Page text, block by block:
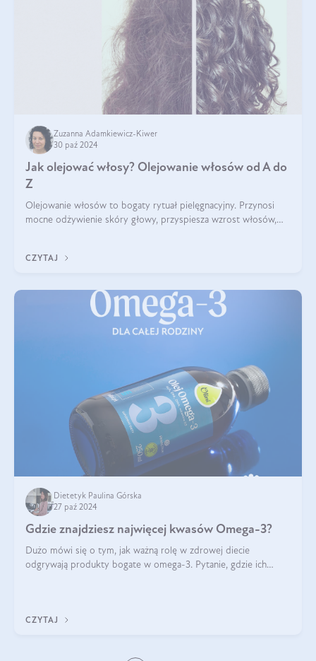
Zuzanna Adamkiewicz-Kiwer
30 paź 2024
Jak olejować włosy? Olejowanie włosów od A do
Z
Olejowanie włosów to bogaty rytuał pielęgnacyjny. Przynosi
mocne odżywienie skóry głowy, przyspiesza wzrost włosów,
CZYTAJ
Dietetyk Paulina Górska
27 paź 2024
Gdzie znajdziesz najwięcej kwasów Omega-3?
Dużo mówi się o tym, jak ważną rolę w zdrowej diecie
odgrywają produkty bogate w omega-3. Pytanie, gdzie ich
CZYTAJ